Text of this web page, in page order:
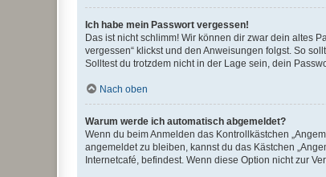
Ich habe mein Passwort vergessen!
Das ist nicht schlimm! Wir können dir zwar dein altes
vergessen“ klickst und den Anweisungen folgst. So
Solltest du trotzdem nicht in der Lage sein, dein
Nach oben
Warum werde ich automatisch abgemeldet?
Wenn du beim Anmelden das Kontrollkästchen
angemeldet zu bleiben, kannst du das Kästchen
Internetcafé, befindest. Wenn diese Option nicht zur